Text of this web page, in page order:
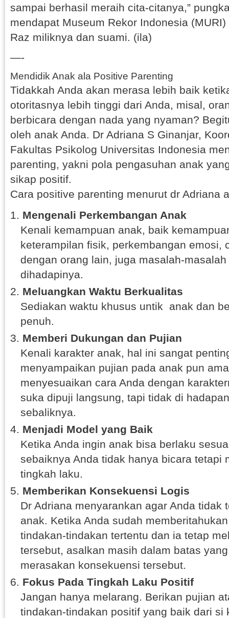
sampai berhasil meraih cita-citanya,”
mendapat Museum Rekor Indonesia
Raz miliknya dan suami. (ila)
—-
Mendidik Anak ala Positive Parenting
Tidakkah Anda akan merasa lebih baik
otoritasnya lebih tinggi dari Anda, misal,
berbicara dengan nada yang nyaman?
oleh anak Anda. Dr Adriana S Ginanjar,
Fakultas Psikolog Universitas Indonesia
parenting, yakni pola pengasuhan anak
sikap positif.
Cara positive parenting menurut dr Adriana
Mengenali Perkembangan Anak
Kenali kemampuan anak, baik
keterampilan fisik, perkembangan emosi,
dengan orang lain, juga masalah-
dihadapinya.
Meluangkan Waktu Berkualitas
Sediakan waktu khusus untik anak dan
penuh.
Memberi Dukungan dan Pujian
Kenali karakter anak, hal ini sangat
menyampaikan pujian pada anak pun
menyesuaikan cara Anda dengan
suka dipuji langsung, tapi tidak di
sebaliknya.
Menjadi Model yang Baik
Ketika Anda ingin anak bisa berlaku
sebaiknya Anda tidak hanya bicara tetapi
tingkah laku.
Memberikan Konsekuensi Logis
Dr Adriana menyarankan agar Anda tidak
anak. Ketika Anda sudah
tindakan-tindakan tertentu dan ia tetap
tersebut, asalkan masih dalam batas
merasakan konsekuensi tersebut.
Fokus Pada Tingkah Laku Positif
Jangan hanya melarang. Berikan pujian
tindakan-tindakan positif yang baik dari si